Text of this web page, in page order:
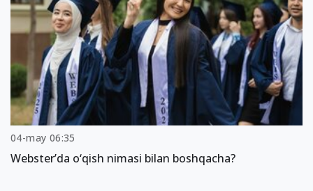
04-may 06:35
Webster’da o‘qish nimasi bilan boshqacha?